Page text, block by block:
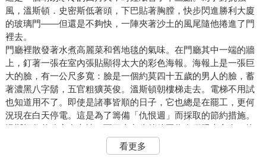
風，溫斯頓．史密斯低著頭，下巴貼著胸膛，快步閃進勝利大廈
的玻璃門――但還是不夠快，一陣夾著沙土的風尾隨他捲進了門
裡去。
門廳裡散發著水煮高麗菜和舊地毯的氣味。在門廳其中一端的牆
上，釘著一張在室內張貼顯得太大的彩色海報。海報上是一張巨
大的臉，有一公尺多寬：臉是一個約莫四十五歲的男人的臉，蓄
著濃黑八字鬍，五官粗獷英俊。溫斯頓朝樓梯走去。電梯不用試
也知道用不了。即使是諸事皆順的日子，它也總是在罷工，更何
況現在白天停電。這是為了籌備「仇恨週」而採取的節約措施。
溫斯頓住的公寓在七樓，而三十九歲的他因為右腳踝上方有一塊
靜脈曲張性潰瘍，爬樓梯爬得很慢，一路上休息了好幾回。在每
層樓梯平臺正對著電梯口的那面牆上，宣傳海報上那張巨大的臉
看更多